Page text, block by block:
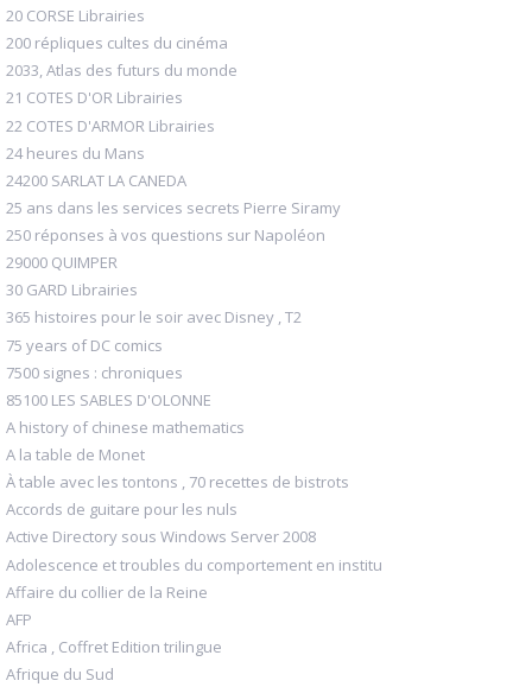
20 CORSE Librairies
200 répliques cultes du cinéma
2033, Atlas des futurs du monde
21 COTES D'OR Librairies
22 COTES D'ARMOR Librairies
24 heures du Mans
24200 SARLAT LA CANEDA
25 ans dans les services secrets Pierre Siramy
250 réponses à vos questions sur Napoléon
29000 QUIMPER
30 GARD Librairies
365 histoires pour le soir avec Disney , T2
75 years of DC comics
7500 signes : chroniques
85100 LES SABLES D'OLONNE
A history of chinese mathematics
A la table de Monet
À table avec les tontons , 70 recettes de bistrots
Accords de guitare pour les nuls
Active Directory sous Windows Server 2008
Adolescence et troubles du comportement en institu
Affaire du collier de la Reine
AFP
Africa , Coffret Edition trilingue
Afrique du Sud